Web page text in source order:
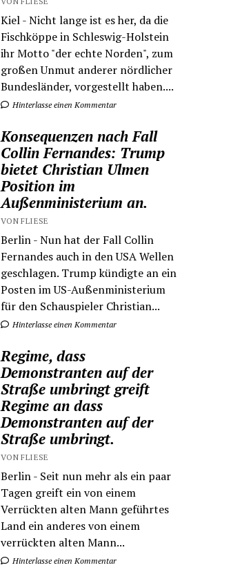
Kiel - Nicht lange ist es her, da die
Fischköppe in Schleswig-Holstein
ihr Motto "der echte Norden", zum
großen Unmut anderer nördlicher
Bundesländer, vorgestellt haben....
Hinterlasse einen Kommentar
Konsequenzen nach Fall
Collin Fernandes: Trump
bietet Christian Ulmen
Position im
Außenministerium an.
VON FLIESE
Berlin - Nun hat der Fall Collin
Fernandes auch in den USA Wellen
geschlagen. Trump kündigte an ein
Posten im US-Außenministerium
für den Schauspieler Christian...
Hinterlasse einen Kommentar
Regime, dass
Demonstranten auf der
Straße umbringt greift
Regime an dass
Demonstranten auf der
Straße umbringt.
VON FLIESE
Berlin - Seit nun mehr als ein paar
Tagen greift ein von einem
Verrückten alten Mann geführtes
Land ein anderes von einem
verrückten alten Mann...
Hinterlasse einen Kommentar